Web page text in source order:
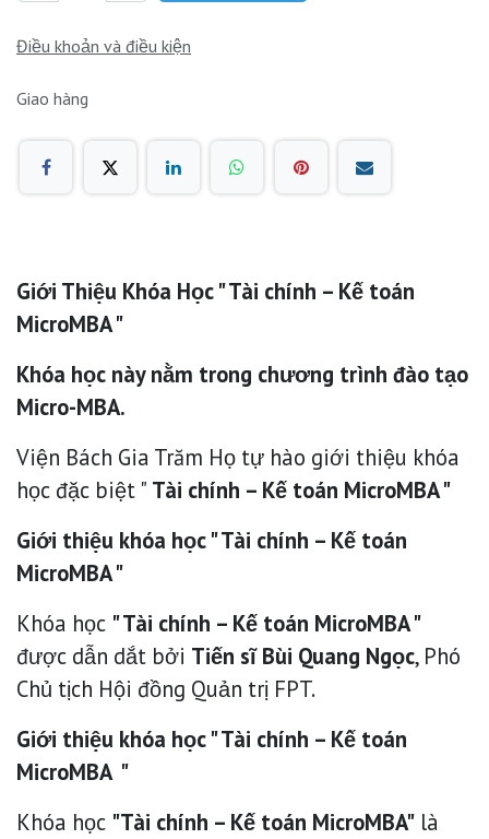
Điều khoản và điều kiện
Giao hàng
Giới Thiệu Khóa Học " Tài chính – Kế toán
MicroMBA "
Khóa học này nằm trong chương trình đào tạo
Micro-MBA.
Viện Bách Gia Trăm Họ tự hào giới thiệu khóa
học đặc biệt " Tài chính – Kế toán MicroMBA "
Giới thiệu khóa học " Tài chính – Kế toán
MicroMBA "
Khóa học " Tài chính – Kế toán MicroMBA "
được dẫn dắt bởi Tiến sĩ Bùi Quang Ngọc, Phó
Chủ tịch Hội đồng Quản trị FPT.
Giới thiệu khóa học " Tài chính – Kế toán
MicroMBA "
Khóa học "Tài chính – Kế toán MicroMBA" là